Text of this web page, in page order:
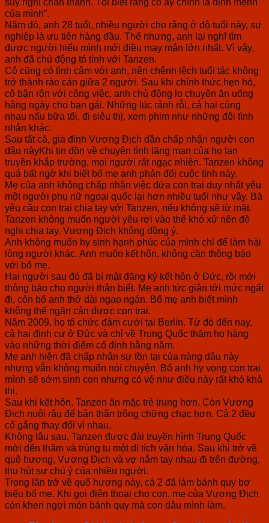
của mình”.
Năm đó, anh 28 tuổi, nhiều người cho rằng ở độ tuổi này, sự
nghiệp là ưu tiên hàng đầu. Thế nhưng, anh lại nghĩ tìm
được người hiểu mình mới điều may mắn lớn nhất. Vì vậy,
anh đã chủ động tỏ tình với Tanzen.
Cô cũng có tình cảm với anh, nên chênh lệch tuổi tác không
trở thành rào cản giữa 2 người. Sau khi chính thức hẹn hò,
cô bận rộn với công việc, anh chủ động lo chuyện ăn uống
hằng ngày cho bạn gái. Những lúc rảnh rỗi, cả hai cùng
nhau nấu bữa tối, đi siêu thị, xem phim như những đôi tình
nhân khác.
Sau tất cả, gia đình Vương Địch dần chấp nhận người con
dâu nàyKhi tin đồn về chuyện tình lãng mạn của họ lan
truyền khắp trường, mọi người rất ngạc nhiên. Tanzen không
quá bất ngờ khi biết bố mẹ anh phản đối cuộc tình này.
Mẹ của anh không chấp nhận việc đứa con trai duy nhất yêu
một người phụ nữ ngoại quốc lại hơn nhiều tuổi như vậy. Bà
yêu cầu con trai chia tay với Tanzen, nếu không sẽ từ mặt.
Tanzen không muốn người yêu rơi vào thế khó xử nên đề
nghị chia tay. Vương Địch không đồng ý.
Anh không muốn hy sinh hạnh phúc của mình chỉ để làm hài
lòng người khác. Anh muốn kết hôn, không cần thông báo
với bố mẹ.
Hai người sau đó đã bí mật đăng ký kết hôn ở Đức, rồi mới
thông báo cho người thân biết. Mẹ anh tức giận tới mức ngất
đi, còn bố anh thở dài ngao ngán. Bố mẹ anh biết mình
không thể ngăn cản được con trai.
Năm 2009, họ tổ chức đám cưới tại Berlin. Từ đó đến nay,
cả hai định cư ở Đức và chỉ về Trung Quốc thăm họ hàng
vào những thời điểm cố định hằng năm.
Mẹ anh hiện đã chấp nhận sự tồn tại của nàng dâu này
nhưng vẫn không muốn nói chuyện. Bố anh hy vọng con trai
mình sẽ sớm sinh con nhưng có vẻ như điều này rất khó khả
thi.
Sau khi kết hôn, Tanzen ăn mặc trẻ trung hơn. Còn Vương
Địch nuôi râu để bản thân trông chững chạc hơn. Cả 2 đều
cố gắng thay đổi vì nhau.
Không lâu sau, Tanzen được đài truyền hình Trung Quốc
mời đến thăm và trùng tu một di tích văn hóa. Sau khi trở về
quê hương, Vương Địch và vợ nắm tay nhau đi trên đường,
thu hút sự chú ý của nhiều người.
Trong lần trở về quê hương này, cả 2 đã làm bánh quy bơ
biếu bố mẹ. Khi gọi điện thoại cho con, mẹ của Vương Địch
còn khen ngợi món bánh quy mà con dâu mình làm.